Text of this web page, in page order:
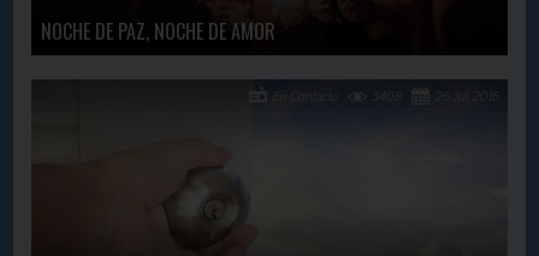
NOCHE DE PAZ, NOCHE DE AMOR
26 Jul, 2016
3408
En Contacto